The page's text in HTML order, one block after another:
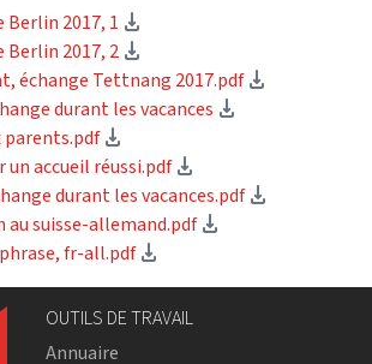
Berlin 2017, 1
Berlin 2017, 2
échange Tettnang 2017.pdf
durant les vacances
parents.pdf
un accueil réussi.pdf
durant les vacances.pdf
suisse-allemand.pdf
fr-all.pdf
OUTILS DE TRAVAIL
Annuaire